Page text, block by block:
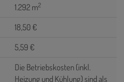
1.292 m2
18,50 €
5,59 €
Die Betriebskosten (inkl.
Heizung und Kühlung) sind als